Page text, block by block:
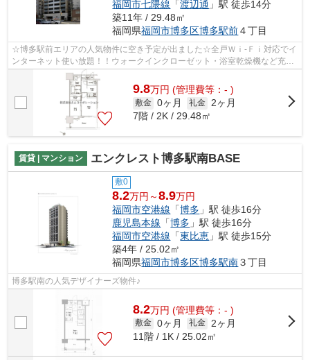
福岡市七隈線 「渡辺通 」駅 徒歩14分
築11年 / 29.48㎡
福岡県福岡市博多区博多駅前４丁目
☆博多駅前エリアの人気物件に空き予定が出ました☆全戸Ｗｉ-Ｆｉ対応でイ
ンターネット使い放題！！ウォークインクローゼット・浴室乾燥機など充実
した設備と安心のセキュリティがおすす...
9.8万円 (管理費等：- )
敷金 0ヶ月 礼金 2ヶ月
7階 / 2K / 29.48㎡
賃貸 | マンション エンクレスト博多駅南BASE
敷0
8.2万円～8.9万円
福岡市空港線 「博多 」駅 徒歩16分
鹿児島本線 「博多 」駅 徒歩16分
福岡市空港線 「東比恵 」駅 徒歩15分
築4年 / 25.02㎡
福岡県福岡市博多区博多駅南３丁目
博多駅南の人気デザイナーズ物件♪
8.2万円 (管理費等：- )
敷金 0ヶ月 礼金
2ヶ月
11階 / 1K / 25.02㎡